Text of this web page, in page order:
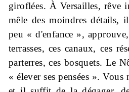
giroflées. À Versailles, rêve
mêle des moindres détails,
peu « d'enfance »,
terrasses, ces canaux, ces
parterres, ces bosquets. Le
« élever ses pensées ».